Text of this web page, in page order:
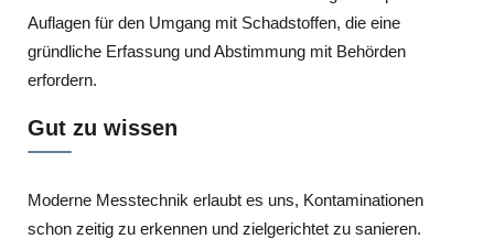
Auflagen für den Umgang mit Schadstoffen, die eine
gründliche Erfassung und Abstimmung mit Behörden
erfordern.
Gut zu wissen
Moderne Messtechnik erlaubt es uns, Kontaminationen
schon zeitig zu erkennen und zielgerichtet zu sanieren.